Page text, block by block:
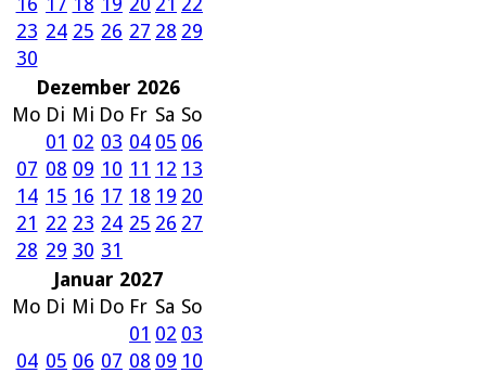
23 24 25 26 27 28 29
30
Dezember 2026
Mo Di Mi Do Fr Sa So
01 02 03 04 05 06
07 08 09 10 11 12 13
14 15 16 17 18 19 20
21 22 23 24 25 26 27
28 29 30 31
Januar 2027
Mo Di Mi Do Fr Sa So
01 02 03
04 05 06 07 08 09 10